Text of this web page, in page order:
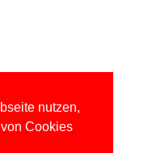
nutzen,
Cookies